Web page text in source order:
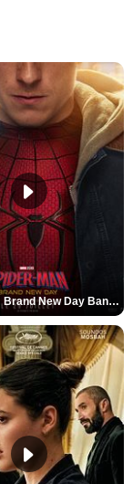
Spider-Man: Brand New Day Bande-annonce VO STFR